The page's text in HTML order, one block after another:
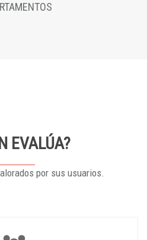
EVALÚA?
por sus usuarios.